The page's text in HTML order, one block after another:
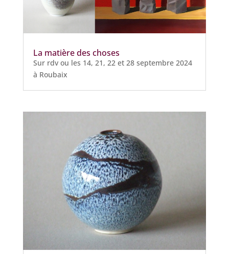
La matière des choses
Sur rdv ou les 14, 21, 22 et 28 septembre 2024
à Roubaix